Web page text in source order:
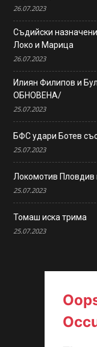
26.07.2023
Съдийски
Локо и Марица
26.07.2023
Илиян Филипов и
ОБНОВЕНА/
25.07.2023
БФС удари Ботев
25.07.2023
Локомотив Пловдив
25.07.2023
Томаш иска трима
25.07.2023